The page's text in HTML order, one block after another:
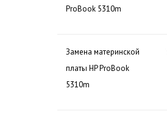
ProBook 5310m
Замена материнской
платы HP ProBook
5310m